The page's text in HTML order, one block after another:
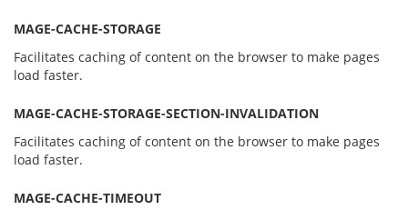
MAGE-CACHE-STORAGE
Facilitates caching of content on the browser to make pages
load faster.
MAGE-CACHE-STORAGE-SECTION-INVALIDATION
Facilitates caching of content on the browser to make pages
load faster.
MAGE-CACHE-TIMEOUT